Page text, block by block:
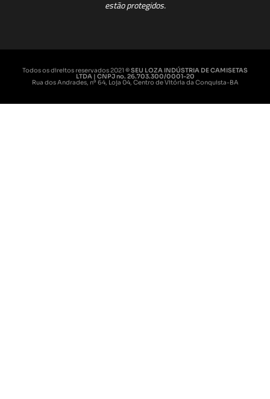
estão protegidos.
Todos os direitos reservados 2021 © SEU LOZA INDÚSTRIA DE CAMISETAS
LTDA | CNPJ no. 26.703.300/0001-20
Rua dos Andrades, nº 64, Loja 04, Centro de Vitória da Conquista-BA